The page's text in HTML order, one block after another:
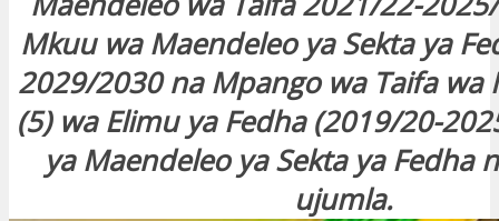
Mkuu wa Maendeleo ya Sekta ya
2029/2030 na Mpango wa Taifa wa
(5) wa Elimu ya Fedha (2019/20-
ya Maendeleo ya Sekta ya Fedha
ujumla.